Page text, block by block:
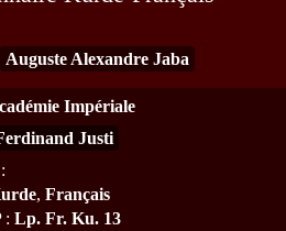
Auguste Alexandre Jaba
Impériale
Justi
:
, Français
: Lp. Fr. Ku. 13